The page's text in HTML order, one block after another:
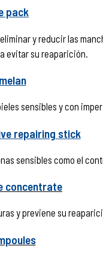
pack
y reducir las
evitar su reaparición.
sensibles y con
repairing stick
sensibles como el
concentrate
y previene su